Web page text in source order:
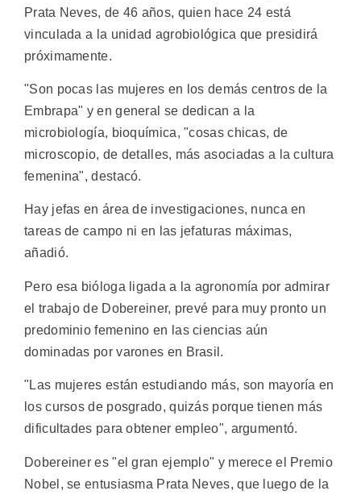
Prata Neves, de 46 años, quien hace 24 está
vinculada a la unidad agrobiológica que presidirá
próximamente.
"Son pocas las mujeres en los demás centros de la
Embrapa" y en general se dedican a la
microbiología, bioquímica, "cosas chicas, de
microscopio, de detalles, más asociadas a la cultura
femenina", destacó.
Hay jefas en área de investigaciones, nunca en
tareas de campo ni en las jefaturas máximas,
añadió.
Pero esa bióloga ligada a la agronomía por admirar
el trabajo de Dobereiner, prevé para muy pronto un
predominio femenino en las ciencias aún
dominadas por varones en Brasil.
"Las mujeres están estudiando más, son mayoría en
los cursos de posgrado, quizás porque tienen más
dificultades para obtener empleo", argumentó.
Dobereiner es "el gran ejemplo" y merece el Premio
Nobel, se entusiasma Prata Neves, que luego de la